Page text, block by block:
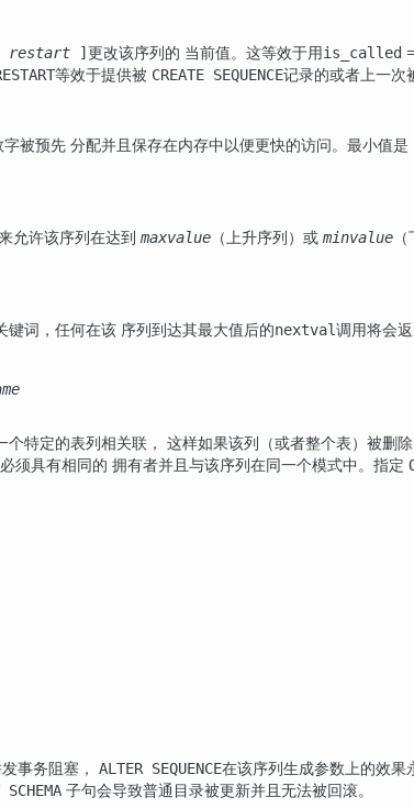
restart ] 更改该序列的 当前值。这等效于用is_called =
等效于提供被 CREATE SEQUENCE记录的或者上一次
被预先 分配并且保存在内存中以便更快的访问。最小值
允许该序列在达到 maxvalue （上升序列）或 minvalue
键词，任何在该 序列到达其最大值后的nextval调用将会
个特定的表列相关联， 这样如果该列（或者整个表）被删
须具有相同的 拥有者并且与该序列在同一个模式中。指定
事务阻塞， ALTER SEQUENCE在该序列生成参数上的效果
SCHEMA 子句会导致普通目录被更新并且无法被回滚。